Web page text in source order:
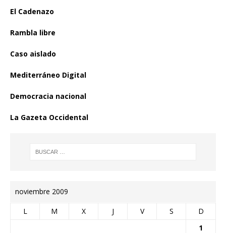
El Cadenazo
Rambla libre
Caso aislado
Mediterráneo Digital
Democracia nacional
La Gazeta Occidental
noviembre 2009
L M X J V S D
1